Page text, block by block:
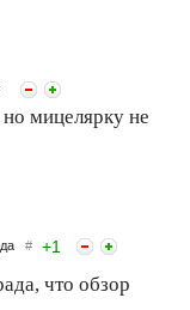
мицелярку не
# +1
что обзор